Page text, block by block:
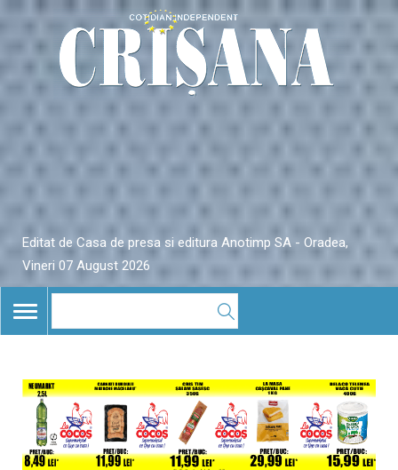
Editat de Casa de presa si editura Anotimp SA - Oradea,
Vineri 07 August 2026
TOGGLE
NAVIGATION